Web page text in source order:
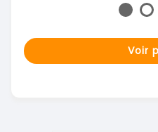
Voir